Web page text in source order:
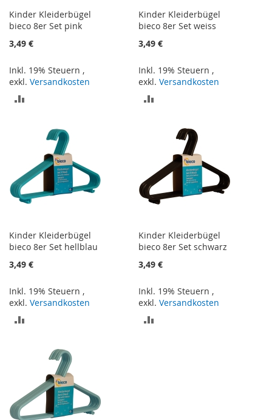
Kinder Kleiderbügel
bieco 8er Set pink
3,49 €
Inkl. 19% Steuern ,
exkl. Versandkosten
HINZUFÜGEN
Kinder Kleiderbügel
bieco 8er Set weiss
3,49 €
Inkl. 19% Steuern ,
exkl.Versandkosten
HINZUFÜGEN
Kinder Kleiderbügel
bieco 8er Set hellblau
3,49 €
Inkl. 19% Steuern ,
exkl. Versandkosten
HINZUFÜGEN
Kinder Kleiderbügel
bieco 8er Set schwarz
3,49 €
Inkl. 19% Steuern ,
exkl.Versandkosten